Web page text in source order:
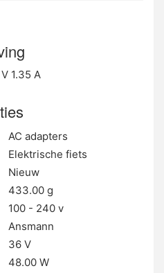
1.35 A
AC adapters
Elektrische fiets
Nieuw
433.00 g
100 - 240 v
Ansmann
36 V
48.00 W